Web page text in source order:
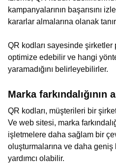
kampanyalarının başarısını
kararlar almalarına olanak
QR kodları sayesinde şirketler
optimize edebilir ve hangi
yaramadığını belirleyebilirler.
Marka farkındalığının
QR kodları, müşterileri bir
Ve web sitesi, marka
işletmelere daha sağlam bir
oluşturmalarına ve daha geniş
yardımcı olabilir.